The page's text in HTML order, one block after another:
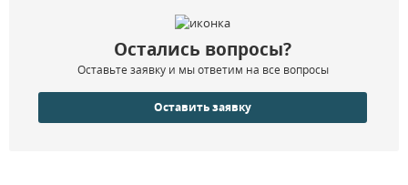
Остались вопросы?
Оставьте заявку и мы ответим на все вопросы
Оставить заявку